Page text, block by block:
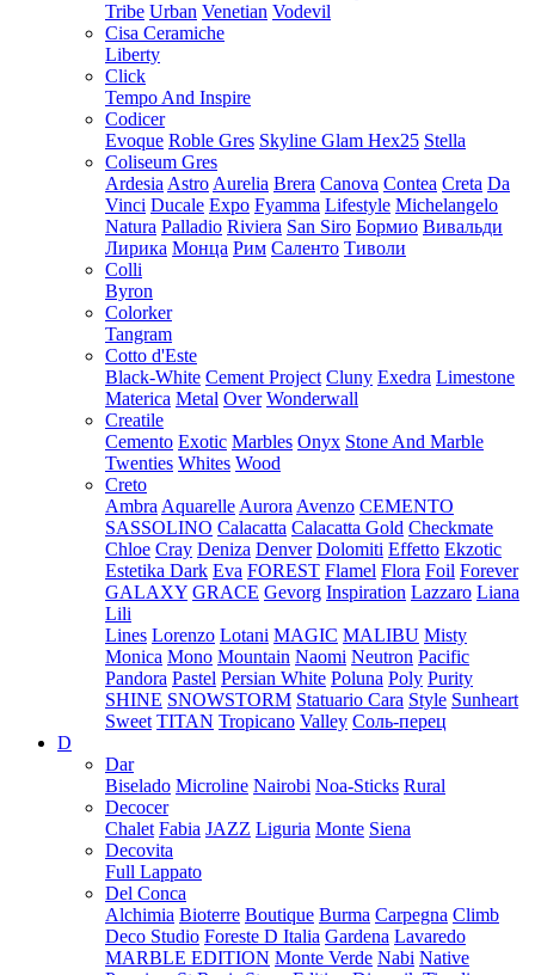
Tribe Urban Venetian Vodevil
Cisa Ceramiche
Liberty
Click
Tempo And Inspire
Codicer
Evoque Roble Gres Skyline Glam Hex25 Stella
Coliseum Gres
Ardesia Astro Aurelia Brera Canova Contea Creta Da
Vinci Ducale Expo Fyamma Lifestyle Michelangelo
Natura Palladio Riviera San Siro Бормио Вивальди
Лирика Монца Рим Саленто Тиволи
Colli
Byron
Colorker
Tangram
Cotto d'Este
Black-White Cement Project Cluny Exedra Limestone
Materica Metal Over Wonderwall
Creatile
Cemento Exotic Marbles Onyx Stone And Marble
Twenties Whites Wood
Creto
Ambra Aquarelle Aurora Avenzo CEMENTO
SASSOLINO Calacatta Calacatta Gold Checkmate
Chloe Cray Deniza Denver Dolomiti Effetto Ekzotic
Estetika Dark Eva FOREST Flamel Flora Foil Forever
GALAXY GRACE Gevorg Inspiration Lazzaro Liana
Lili
Lines Lorenzo Lotani MAGIC MALIBU Misty
Monica Mono Mountain Naomi Neutron Pacific
Pandora Pastel Persian White Poluna Poly Purity
SHINE SNOWSTORM Statuario Cara Style Sunheart
Sweet TITAN Tropicano Valley Соль-перец
D
Dar
Biselado Microline Nairobi Noa-Sticks Rural
Decocer
Chalet Fabia JAZZ Liguria Monte Siena
Decovita
Full Lappato
Del Conca
Alchimia Bioterre Boutique Burma Carpegna Climb
Deco Studio Foreste D Italia Gardena Lavaredo
MARBLE EDITION Monte Verde Nabi Native